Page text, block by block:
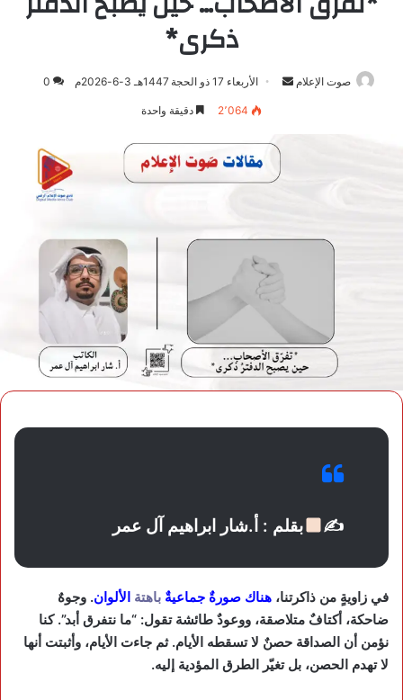
ذكرى*
صوت الإعلام
أرسلالأربعاء 17 ذو الحجة 1447هـ 3-6-2026م 0
2٬064 دقيقة واحدة
✍ بقلم : أ.شار ابراهيم آل عمر
في زاويةٍ من ذاكرتنا، هناك صورةٌ جماعيةٌ باهتة الألوان. وجوهٌ
ضاحكة، أكتافٌ متلاصقة، ووعودٌ طائشة تقول: “ما نتفرق أبد”. كنا
نؤمن أن الصداقة حصنٌ لا تسقطه الأيام. ثم جاءت الأيام، وأثبتت أنها
لا تهدم الحصن، بل تغيّر الطرق المؤدية إليه.